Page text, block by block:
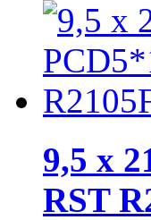
9,5 x
RST